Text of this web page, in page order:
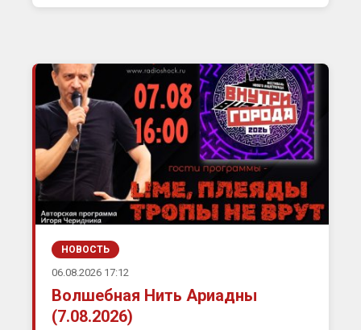
НОВОСТЬ
06.08.2026 17:12
Волшебная Нить Ариадны
(7.08.2026)